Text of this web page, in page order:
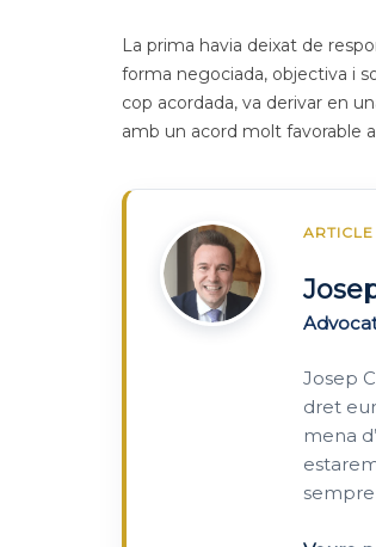
La prima havia deixat de
forma negociada, objectiva i
cop acordada, va derivar en
amb un acord molt favorable
ARTICLE
Josep
dret
mena